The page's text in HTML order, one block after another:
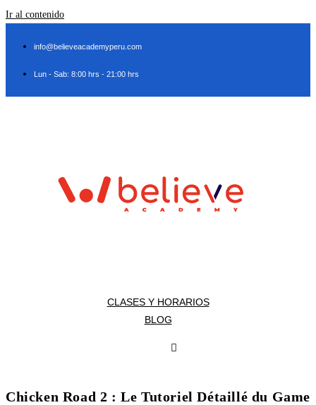
Ir al contenido
info@believeacademyperu.com
Lun - Sab: 8:00 hrs - 21:00 hrs
CLASES Y HORARIOS
BLOG
Chicken Road 2 : Le Tutoriel Détaillé du Game